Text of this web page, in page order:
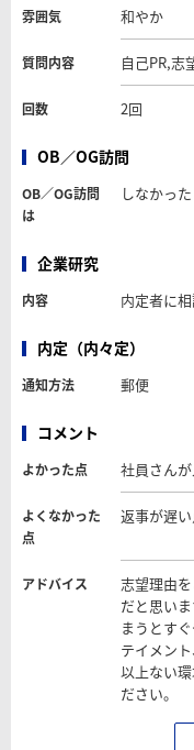
雰囲気 和やか
質問内容 自己PR,志
回数 2回
OB／OG訪問
OB／OG訪問
は
しなかった
企業研究
内容 内定者に
内定（内々定）
通知方法 郵便
コメント
よかった点 社員さん
よくなかった
点
返事が遅
アドバイス
志望理由
だと思い
まうとす
テイメン
以上ない
ださい。